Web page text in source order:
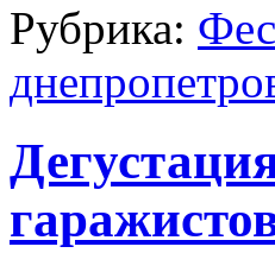
Рубрика: